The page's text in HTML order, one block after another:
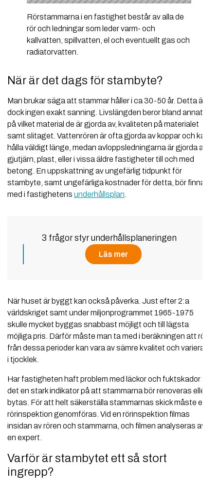
Rörstammarna i en fastighet består av alla de
rör och ledningar som leder varm- och
kallvatten, spillvatten, el och eventuellt gas och
radiatorvatten.
När är det dags för stambyte?
Man brukar säga att stammar håller i ca 30-50 år. Detta är
dock ingen exakt sanning. Livslängden beror bland annat
på vilket material de är gjorda av, kvaliteten på materialet
samt slitaget. Vattenrören är ofta gjorda av koppar och kan
hålla väldigt länge, medan avloppsledningarna är gjorda av
gjutjärn, plast, eller i vissa äldre fastigheter till och med
betong. En uppskattning av ungefärlig tidpunkt för
stambyte, samt ungefärliga kostnader för detta, bör finnas
med i fastighetens underhållsplan
3 frågor styr underhållsplaneringen
Läs mer
När huset är byggt kan också påverka. Just efter 2:a
världskriget samt under miljonprogrammet 1965-1975
skulle mycket byggas snabbast möjligt och till lägsta
möjliga pris. Därför måste man ta med i beräkningen att rör
från dessa perioder kan vara av sämre kvalitet och variera
i tjocklek.
Har fastigheten haft problem med läckor och fuktskador är
det en stark indikator på att stammarna bör renoveras eller
bytas. För att helt säkerställa stammarnas skick måste en
rörinspektion genomföras. Vid en rörinspektion filmas
insidan av rören och stammarna, och filmen analyseras av
en expert.
Varför är stambytet ett så stort
ingrepp?